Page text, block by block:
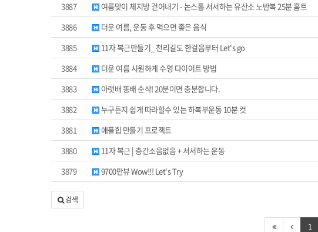
3887
여름맞이 체지방 걷어내기 - 논스톱 서서하는 유산소 노반복 25분 홈트
3886
더운 여름, 운동 후 먹으면 좋은 음식
3885
11자 복근만들기_ 천리길도 한걸음부터 Let's go
3884
더운 여름 시원하게 수영 다이어트 방법
3883
아랫배 똥배 순삭! 20분이면 충분합니다.
3882
누구든지 쉽게 따라할수 있는 하복부운동 10분 컷
3881
애플힙 만들기 프로젝트
3880
11자 복근 | 층간소음없음 + 서서하는 운동
3879
9700만뷰 Wow!!! Let's Try
검색
1